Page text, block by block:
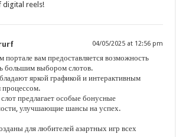
reels!
04/05/2025 at 12:56 pm
портале вам предоставляется возможность
большим выбором слотов.
яркой графикой и интерактивным
процессом.
предлагает особые бонусные
улучшающие шансы на успех.
для любителей азартных игр всех